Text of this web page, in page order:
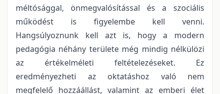
méltósággal, önmegvalósítással és a szociális
működést is figyelembe kell venni.
Hangsúlyoznunk kell azt is, hogy a modern
pedagógia néhány területe még mindig nélkülözi
az értékelméleti feltételezéseket. Ez
eredményezheti az oktatáshoz való nem
megfelelő hozzáállást, valamint az emberi élet